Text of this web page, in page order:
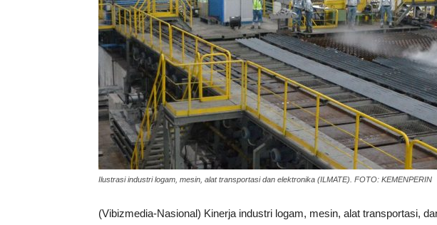
Ilustrasi industri logam, mesin, alat transportasi dan elektronika (ILMATE). FOTO: KEMENPERIN
(Vibizmedia-Nasional) Kinerja industri logam, mesin, alat transportasi,